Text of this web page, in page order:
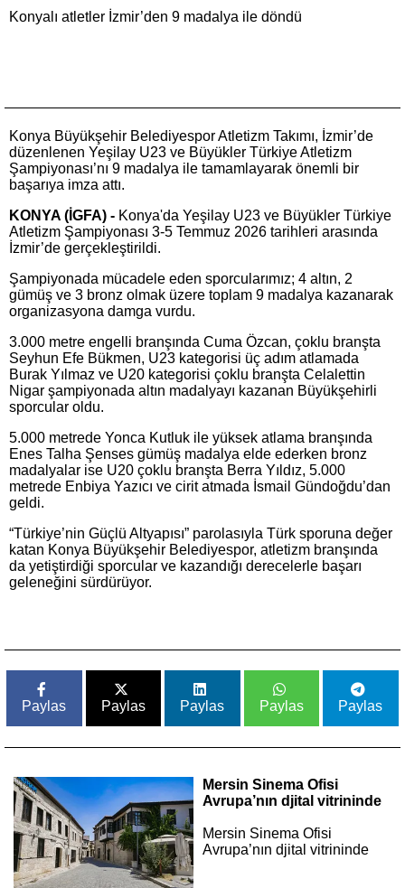
Konyalı atletler İzmir’den 9 madalya ile döndü
Konya Büyükşehir Belediyespor Atletizm Takımı, İzmir’de
düzenlenen Yeşilay U23 ve Büyükler Türkiye Atletizm
Şampiyonası’nı 9 madalya ile tamamlayarak önemli bir
başarıya imza attı.
KONYA (İGFA) - Konya'da Yeşilay U23 ve Büyükler Türkiye
Atletizm Şampiyonası 3-5 Temmuz 2026 tarihleri arasında
İzmir’de gerçekleştirildi.
Şampiyonada mücadele eden sporcularımız; 4 altın, 2
gümüş ve 3 bronz olmak üzere toplam 9 madalya kazanarak
organizasyona damga vurdu.
3.000 metre engelli branşında Cuma Özcan, çoklu branşta
Seyhun Efe Bükmen, U23 kategorisi üç adım atlamada
Burak Yılmaz ve U20 kategorisi çoklu branşta Celalettin
Nigar şampiyonada altın madalyayı kazanan Büyükşehirli
sporcular oldu.
5.000 metrede Yonca Kutluk ile yüksek atlama branşında
Enes Talha Şenses gümüş madalya elde ederken bronz
madalyalar ise U20 çoklu branşta Berra Yıldız, 5.000
metrede Enbiya Yazıcı ve cirit atmada İsmail Gündoğdu’dan
geldi.
“Türkiye’nin Güçlü Altyapısı” parolasıyla Türk sporuna değer
katan Konya Büyükşehir Belediyespor, atletizm branşında
da yetiştirdiği sporcular ve kazandığı derecelerle başarı
geleneğini sürdürüyor.
Paylas Paylas Paylas Paylas Paylas
Mersin Sinema Ofisi
Avrupa’nın djital vitrininde
Mersin Sinema Ofisi
Avrupa’nın djital vitrininde